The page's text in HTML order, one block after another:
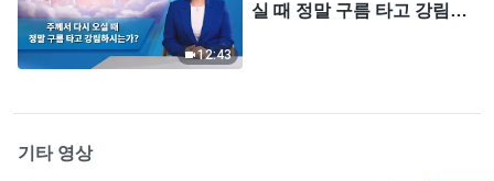
12:43
실 때 정말 구름 타고 강림하
기타 영상